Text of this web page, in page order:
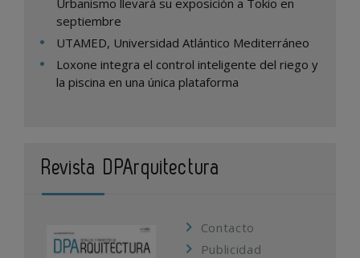
septiembre
UTAMED, Universidad Atlántico Mediterráneo
Loxone integra el control inteligente del riego y
la piscina en una única plataforma
Revista DPArquitectura
Contacto
Publicidad